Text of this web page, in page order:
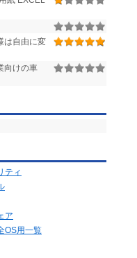
は自由に変
向けの車
ティ
ア
OS用一覧